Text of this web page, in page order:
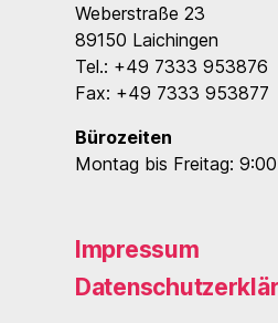
Weberstraße 23
89150 Laichingen
Tel.: +49 7333 953876
Fax: +49 7333 953877
Bürozeiten
Montag bis Freitag:
Impressum